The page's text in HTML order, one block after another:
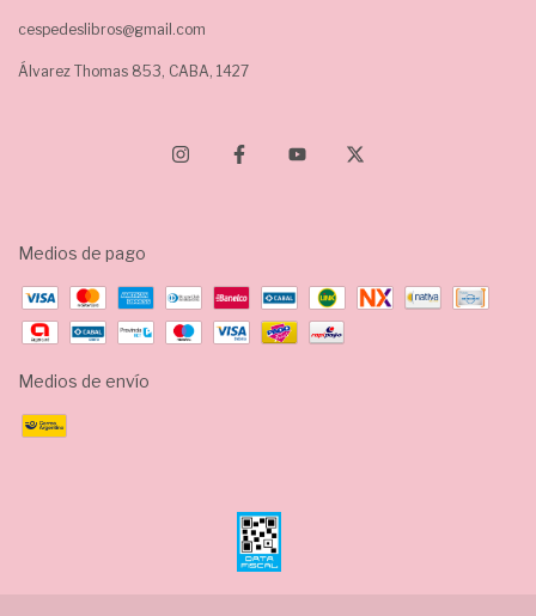
cespedeslibros@gmail.com
Álvarez Thomas 853, CABA, 1427
Medios de pago
Medios de envío